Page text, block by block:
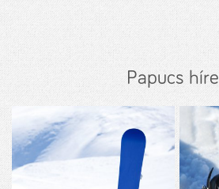
Papucs